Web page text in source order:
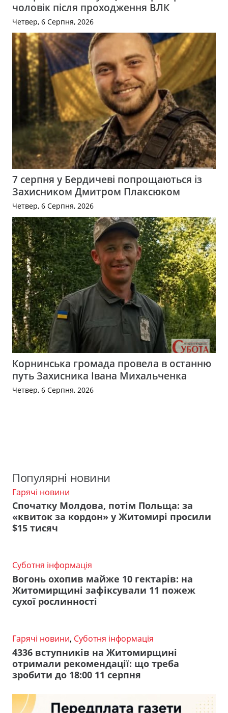
чоловік після проходження ВЛК
Четвер, 6 Серпня, 2026
7 серпня у Бердичеві попрощаються із
Захисником Дмитром Плаксюком
Четвер, 6 Серпня, 2026
Корнинська громада провела в останню
путь Захисника Івана Михальченка
Четвер, 6 Серпня, 2026
Популярні новини
Гарячі новини
Спочатку Молдова, потім Польща: за
«квиток за кордон» у Житомирі просили
$15 тисяч
Суботня інформація
Вогонь охопив майже 10 гектарів: на
Житомирщині зафіксували 11 пожеж
сухої рослинності
Гарячі новини, Суботня інформація
4336 вступників на Житомирщині
отримали рекомендації: що треба
зробити до 18:00 11 серпня